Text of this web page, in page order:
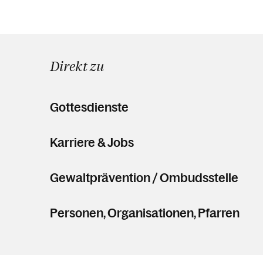
Direkt zu
Gottesdienste
Karriere & Jobs
Gewaltprävention / Ombudsstelle
Personen, Organisationen, Pfarren